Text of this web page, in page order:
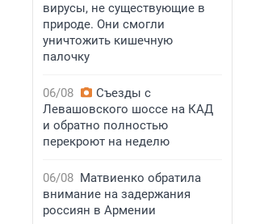
вирусы, не существующие в
природе. Они смогли
уничтожить кишечную
палочку
06/08
Съезды с
Левашовского шоссе на КАД
и обратно полностью
перекроют на неделю
06/08 Матвиенко обратила
внимание на задержания
россиян в Армении